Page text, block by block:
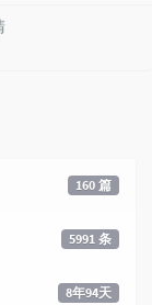
160 篇
5991 条
8年94天